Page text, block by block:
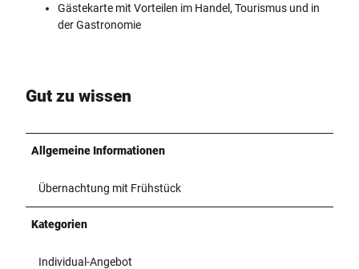
Gästekarte mit Vorteilen im Handel, Tourismus und in
der Gastronomie
Gut zu wissen
Allgemeine Informationen
Übernachtung mit Frühstück
Kategorien
Individual-Angebot